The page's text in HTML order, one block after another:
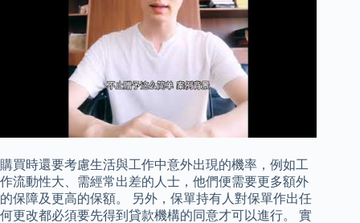
購買時還要考慮生活與工作中意外出現的機率，例如工
作流動性大、需經常出差的人士，他們便需要更多額外
的保障及更高的保額。 另外，保單持有人對保單作出任
何更改都必須要先得到貸款機構的同意才可以進行。 實